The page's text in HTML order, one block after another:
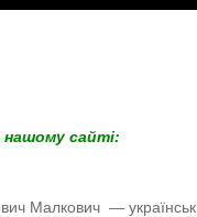
нашому сайті:
Малкович —